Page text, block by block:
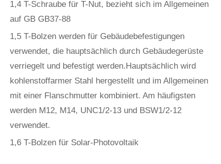
1,4 T-Schraube für T-Nut, bezieht sich im Allgemeinen
auf GB GB37-88
1,5 T-Bolzen werden für Gebäudebefestigungen
verwendet, die hauptsächlich durch Gebäudegerüste
verriegelt und befestigt werden.Hauptsächlich wird
kohlenstoffarmer Stahl hergestellt und im Allgemeinen
mit einer Flanschmutter kombiniert. Am häufigsten
werden M12, M14, UNC1/2-13 und BSW1/2-12
verwendet.
1,6 T-Bolzen für Solar-Photovoltaik